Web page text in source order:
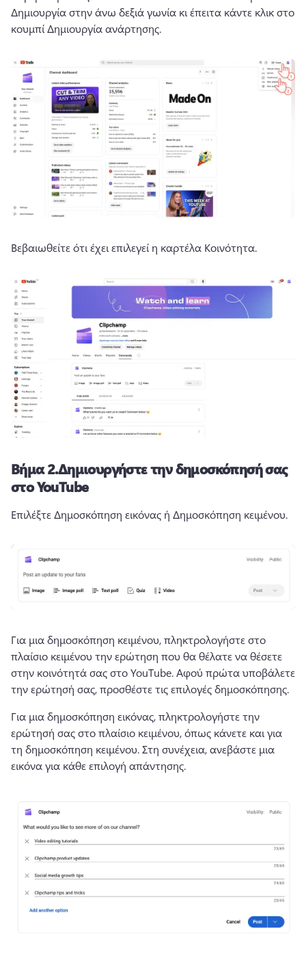
Δημιουργία στην άνω δεξιά γωνία κι έπειτα κάντε κλικ στο
κουμπί Δημιουργία ανάρτησης.
Βεβαιωθείτε ότι έχει επιλεγεί η καρτέλα Κοινότητα.
Βήμα 2.Δημιουργήστε την δημοσκόπησή σας
στο YouTube
Επιλέξτε Δημοσκόπηση εικόνας ή Δημοσκόπηση κειμένου.
Για μια δημοσκόπηση κειμένου, πληκτρολογήστε στο
πλαίσιο κειμένου την ερώτηση που θα θέλατε να θέσετε
στην κοινότητά σας στο YouTube. Αφού πρώτα υποβάλετε
την ερώτησή σας, προσθέστε τις επιλογές δημοσκόπησης.
Για μια δημοσκόπηση εικόνας, πληκτρολογήστε την
ερώτησή σας στο πλαίσιο κειμένου, όπως κάνετε και για
τη δημοσκόπηση κειμένου. Στη συνέχεια, ανεβάστε μια
εικόνα για κάθε επιλογή απάντησης.